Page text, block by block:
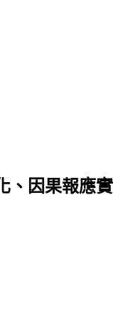
、因果報應